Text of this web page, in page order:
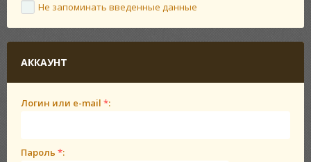
Не запоминать введенные данные
АККАУНТ
Логин или e-mail *:
Пароль *: